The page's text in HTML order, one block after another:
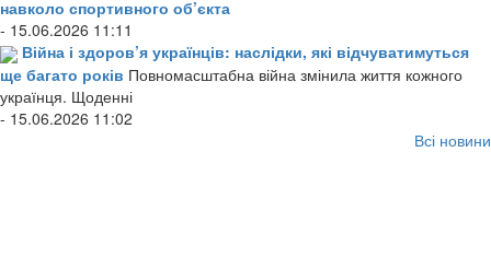
навколо спортивного об’єкта
- 15.06.2026 11:11
Війна і здоров’я українців: наслідки, які відчуватимуться
ще багато років Повномасштабна війна змінила життя кожного
українця. Щоденні
- 15.06.2026 11:02
Всі новини